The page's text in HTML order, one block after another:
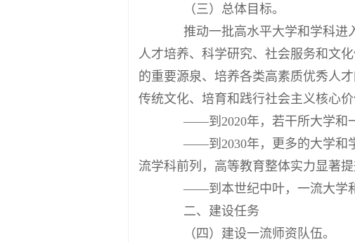
（三）总体目标。
推动一批高水平大学和学科进入
人才培养、科学研究、社会服务和文
的重要源泉、培养各类高素质优秀人
传统文化、培育和践行社会主义核心
——到2020年，若干所大学和一
——到2030年，更多的大学和学
流学科前列，高等教育整体实力显著提
——到本世纪中叶，一流大学和
二、建设任务
（四）建设一流师资队伍。